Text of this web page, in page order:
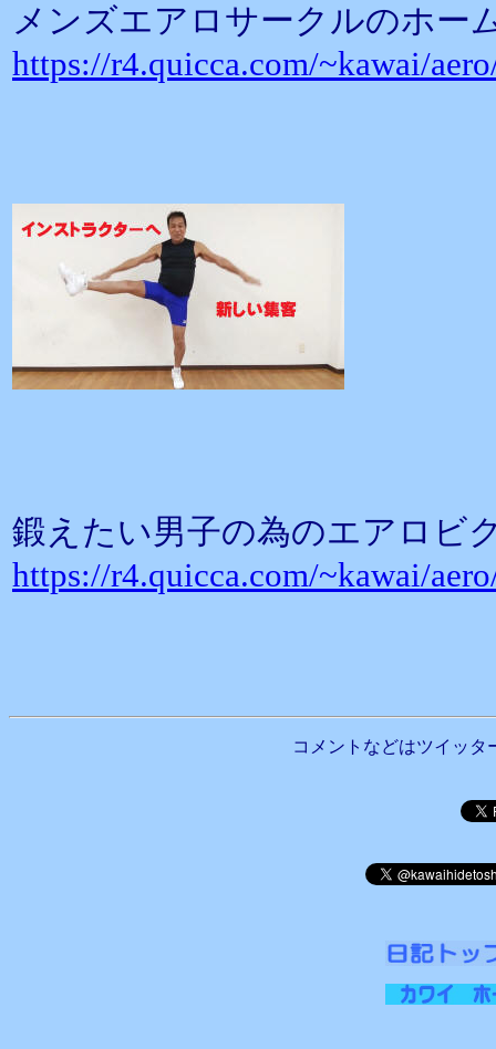
メンズエアロサークルのホー
https://r4.quicca.com/~kawai/
鍛えたい男子の為のエアロビ
https://r4.quicca.com/~kawai/
コメントなどはツイッタ